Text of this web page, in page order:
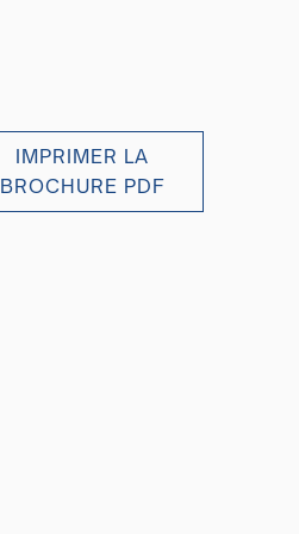
IMPRIMER LA
BROCHURE PDF